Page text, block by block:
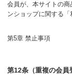
会員が、本サイトの
ンショップに関する「
第5章 禁止事項
第12条（重複の会員